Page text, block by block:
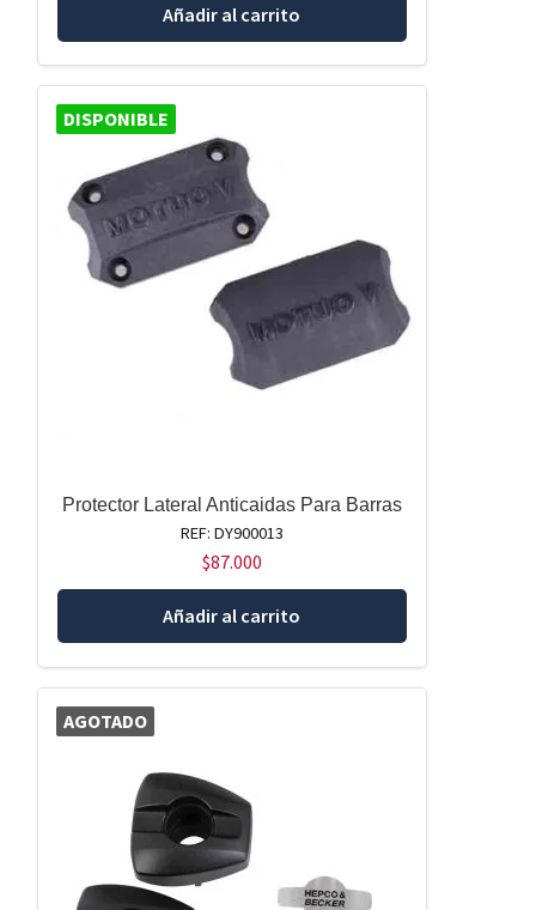
Añadir al carrito
DISPONIBLE
Protector Lateral Anticaidas Para Barras
REF: DY900013
$87.000
Añadir al carrito
AGOTADO